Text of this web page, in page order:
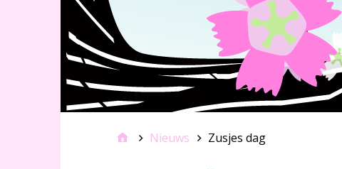
Nieuws Zusjes dag